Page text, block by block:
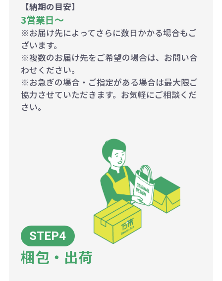
【納期の目安】
3営業日〜
※お届け先によってさらに数日かかる場合もご
ざいます。
※複数のお届け先をご希望の場合は、お問い合
わせください。
※お急ぎの場合・ご指定がある場合は最大限ご
協力させていただきます。お気軽にご相談くだ
さい。
梱包・出荷